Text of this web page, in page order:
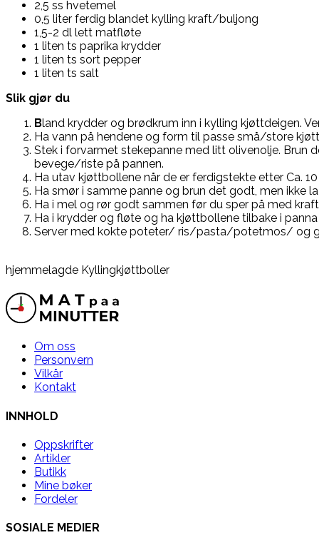
2,5 ss hvetemel
0,5 liter ferdig blandet kylling kraft/buljong
1,5-2 dl lett matfløte
1 liten ts paprika krydder
1 liten ts sort pepper
1 liten ts salt
Slik gjør du
Bland krydder og brødkrum inn i kylling kjøttdeigen.
Ha vann på hendene og form til passe små/store
Stek i forvarmet stekepanne med litt olivenolje. Brun
bevege/riste på pannen.
Ha utav kjøttbollene når de er ferdigstekte etter Ca.
Ha smør i samme panne og brun det godt, men ikke
Ha i mel og rør godt sammen før du sper på med
Ha i krydder og fløte og ha kjøttbollene tilbake i
Server med kokte poteter/ ris/pasta/potetmos/ og
hjemmelagde Kyllingkjøttboller
Om oss
Personvern
Vilkår
Kontakt
INNHOLD
Oppskrifter
Artikler
Butikk
Mine bøker
Fordeler
SOSIALE MEDIER